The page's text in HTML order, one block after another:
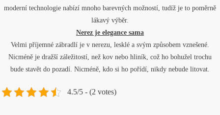
moderní technologie nabízí mnoho barevných možností, tudíž je to poměrně
lákavý výběr.
Nerez je elegance sama
Velmi příjemné zábradlí je v nerezu, lesklé a svým způsobem vznešené.
Nicméně je dražší záležitostí, než kov nebo hliník, což ho bohužel trochu
bude stavět do pozadí. Nicméně, kdo si ho pořídí, nikdy nebude litovat.
4.5/5 - (2 votes)